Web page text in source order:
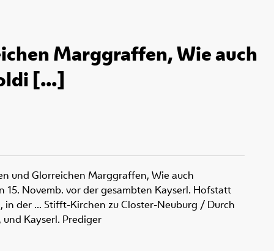
Marggraffen, Wie auch
[...]
und Glorreichen Marggraffen, Wie auch
Novemb. vor der gesambten Kayserl. Hofstatt
der ... Stifft-Kirchen zu Closter-Neuburg / Durch
und Kayserl. Prediger